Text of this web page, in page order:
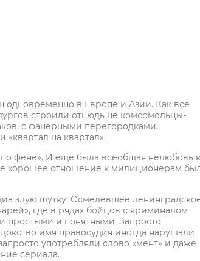
одновременно в Европе и Азии. Как все
строили отнюдь не комсомольцы-
с фанерными перегородками,
на квартал».
фене». И ещё была всеобщая нелюбовь к
хорошее отношение к милиционерам
злую шутку. Осмелевшее
где в рядах бойцов с криминалом
простыми и понятными. Запросто
во имя правосудия иногда нарушали
употребляли слово «мент» и даже
сериала.